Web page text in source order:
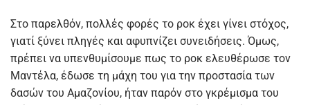
Στο παρελθόν, πολλές φορές το ροκ έχει γίνει στόχος,
γιατί ξύνει πληγές και αφυπνίζει συνειδήσεις. Όμως,
πρέπει να υπενθυμίσουμε πως το ροκ ελευθέρωσε τον
Μαντέλα, έδωσε τη μάχη του για την προστασία των
δασών του Αμαζονίου, ήταν παρόν στο γκρέμισμα του